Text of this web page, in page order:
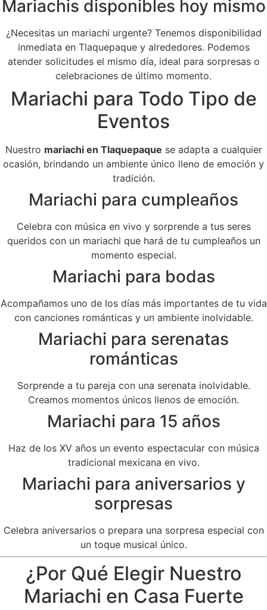
Mariachis disponibles hoy mismo
¿Necesitas un mariachi urgente? Tenemos disponibilidad
inmediata en Tlaquepaque y alrededores. Podemos
atender solicitudes el mismo día, ideal para sorpresas o
celebraciones de último momento.
Mariachi para Todo Tipo de
Eventos
Nuestro mariachi en Tlaquepaque se adapta a cualquier
ocasión, brindando un ambiente único lleno de emoción y
tradición.
Mariachi para cumpleaños
Celebra con música en vivo y sorprende a tus seres
queridos con un mariachi que hará de tu cumpleaños un
momento especial.
Mariachi para bodas
Acompañamos uno de los días más importantes de tu vida
con canciones románticas y un ambiente inolvidable.
Mariachi para serenatas
románticas
Sorprende a tu pareja con una serenata inolvidable.
Creamos momentos únicos llenos de emoción.
Mariachi para 15 años
Haz de los XV años un evento espectacular con música
tradicional mexicana en vivo.
Mariachi para aniversarios y
sorpresas
Celebra aniversarios o prepara una sorpresa especial con
un toque musical único.
¿Por Qué Elegir Nuestro
Mariachi en Casa Fuerte